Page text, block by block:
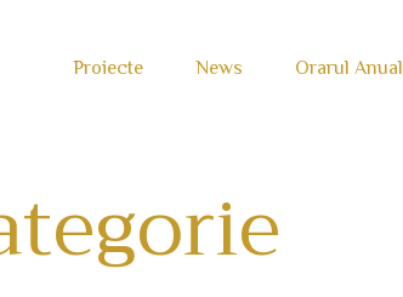
Proiecte News Orarul Anual